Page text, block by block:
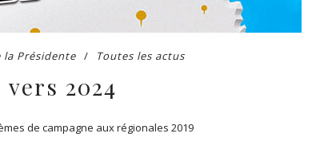
la Présidente Toutes les actus
2024
de campagne aux régionales 2019